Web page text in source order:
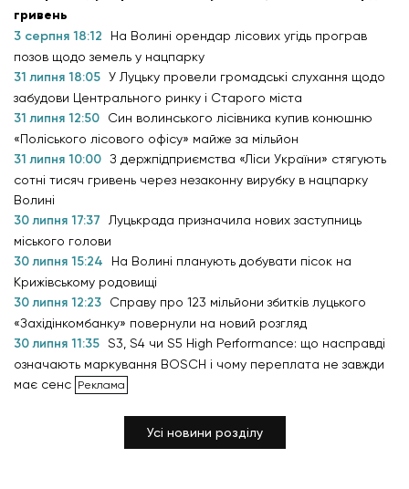
гривень
3 серпня 18:12
На Волині орендар лісових угідь програв
позов щодо земель у нацпарку
31 липня 18:05 У Луцьку провели громадські слухання щодо
забудови Центрального ринку і Старого міста
31 липня 12:50
Син волинського лісівника купив конюшню
«Поліського лісового офісу» майже за мільйон
31 липня 10:00 З держпідприємства «Ліси України» стягують
сотні тисяч гривень через незаконну вирубку в нацпарку
Волині
30 липня 17:37
Луцькрада призначила нових заступниць
міського голови
30 липня 15:24
На Волині планують добувати пісок на
Крижівському родовищі
30 липня 12:23
Справу про 123 мільйони збитків луцького
«Західінкомбанку» повернули на новий розгляд
30 липня 11:35 S3, S4 чи S5 High Performance: що насправді
означають маркування BOSCH і чому переплата не завжди
має сенс
Усі новини розділу